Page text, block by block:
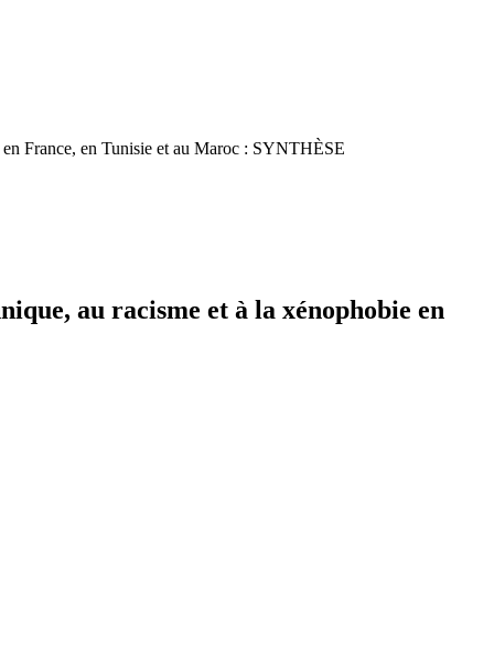
France, en Tunisie et au Maroc : SYNTHÈSE
au racisme et à la xénophobie en